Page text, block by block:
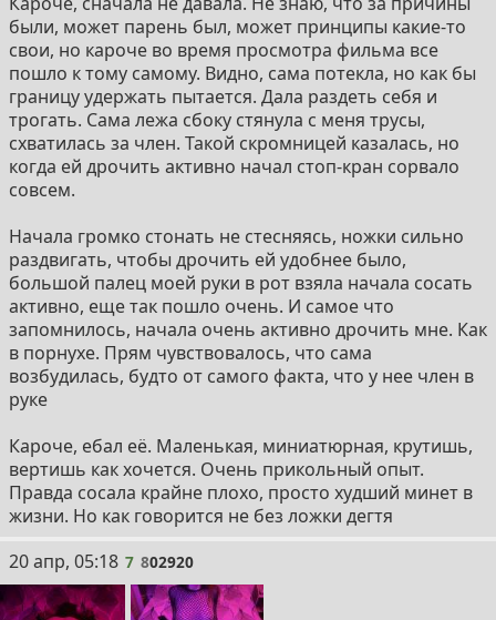
были, может парень был, может принципы какие-то
свои, но кароче во время просмотра фильма все
пошло к тому самому. Видно, сама потекла, но как бы
границу удержать пытается. Дала раздеть себя и
трогать. Сама лежа сбоку стянула с меня трусы,
схватилась за член. Такой скромницей казалась, но
когда ей дрочить активно начал стоп-кран сорвало
совсем.
Начала громко стонать не стесняясь, ножки сильно
раздвигать, чтобы дрочить ей удобнее было,
большой палец моей руки в рот взяла начала сосать
активно, еще так пошло очень. И самое что
запомнилось, начала очень активно дрочить мне. Как
в порнухе. Прям чувствовалось, что сама
возбудилась, будто от самого факта, что у нее член в
руке
Кароче, ебал её. Маленькая, миниатюрная, крутишь,
вертишь как хочется. Очень прикольный опыт.
Правда сосала крайне плохо, просто худший минет в
жизни. Но как говорится не без ложки дегтя
7
20 апр, 05:18 7 802920